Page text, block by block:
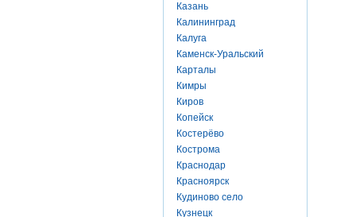
Казань
Калининград
Калуга
Каменск-Уральский
Карталы
Кимры
Киров
Копейск
Костерёво
Кострома
Краснодар
Красноярск
Кудиново село
Кузнецк